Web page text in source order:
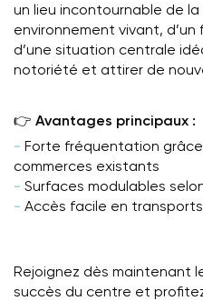
un lieu incontournable de la
environnement vivant,
d’une situation centrale
notoriété et attirer de
👉 Avantages principaux :
- Forte fréquentation grâce
commerces existants
- Surfaces modulables
- Accès facile en
Rejoignez dès maintenant
succès du centre et